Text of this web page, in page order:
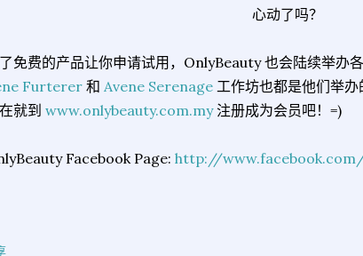
心动了吗？
免费的产品让你申请试用，OnlyBeauty 也会陆续举办
Furterer和 Avene Serenage 工作坊也都是他们举办
就到 www.onlybeauty.com.my注册成为会员吧！=)
Facebook Page: http://www.facebook.com/